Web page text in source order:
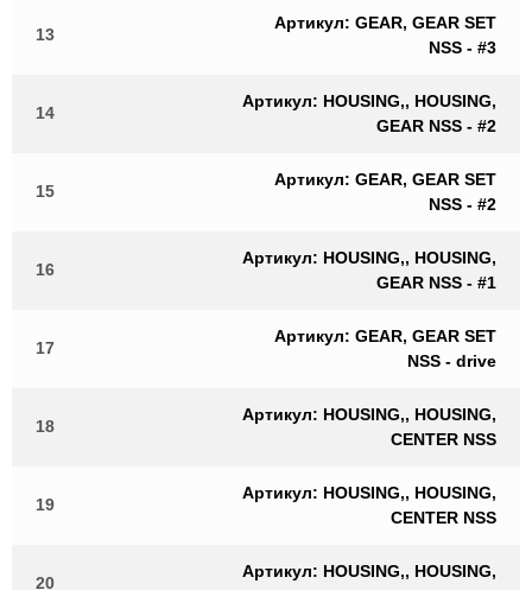
13
Артикул: GEAR, GEAR SET
NSS - #3
14
Артикул: HOUSING,, HOUSING,
GEAR NSS - #2
15
Артикул: GEAR, GEAR SET
NSS - #2
16
Артикул: HOUSING,, HOUSING,
GEAR NSS - #1
17
Артикул: GEAR, GEAR SET
NSS - drive
18
Артикул: HOUSING,, HOUSING,
CENTER NSS
19
Артикул: HOUSING,, HOUSING,
CENTER NSS
20
Артикул: HOUSING,, HOUSING,